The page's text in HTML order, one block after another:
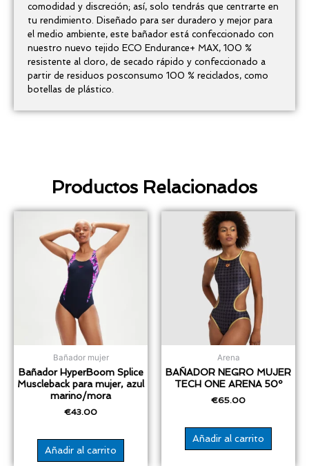
Productos Relacionados
Bañador mujer
Bañador HyperBoom Splice
Muscleback para mujer, azul
marino/mora
€43.00
Añadir al carrito
Arena
BAÑADOR NEGRO MUJER
TECH ONE ARENA 50º
€65.00
Añadir al carrito
comodidad y discreción; así, solo tendrás que centrarte en
tu rendimiento. Diseñado para ser duradero y mejor para
el medio ambiente, este bañador está confeccionado con
nuestro nuevo tejido ECO Endurance+ MAX, 100 %
resistente al cloro, de secado rápido y confeccionado a
partir de residuos posconsumo 100 % reciclados, como
botellas de plástico.